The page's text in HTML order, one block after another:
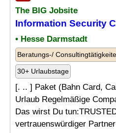
The BIG Jobsite
Information Security
• Hesse Darmstadt
Beratungs-/
30+ Urlaubstage
[. .. ] Paket (Bahn Card,
Urlaub Regelmäßige
Das wirst Du
vertrauenswürdiger